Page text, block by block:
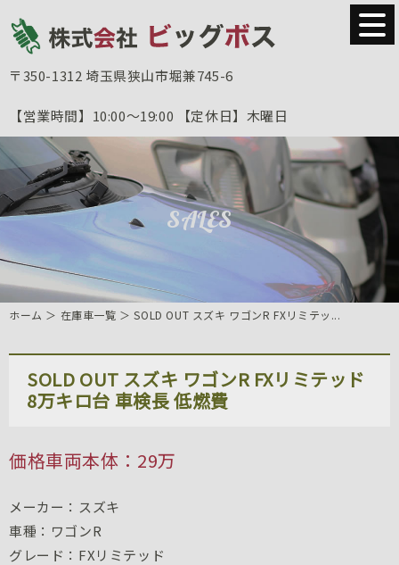
〒350-1312 埼玉県狭山市堀兼745-6
【営業時間】 10:00～19:00 【定休日】 木曜日
SALES
ホーム ＞ 在庫車一覧 ＞ SOLD OUT スズキ ワゴンR FXリミテッ...
SOLD OUT スズキ ワゴンR FXリミテッド
8万キロ台 車検長 低燃費
価格車両本体：29万
メーカー：スズキ
車種：ワゴンR
グレード：FXリミテッド